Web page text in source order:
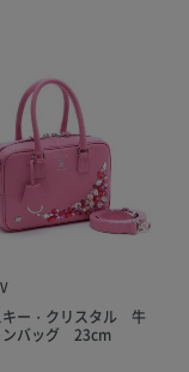
キー・クリスタル 牛
バッグ 23cm